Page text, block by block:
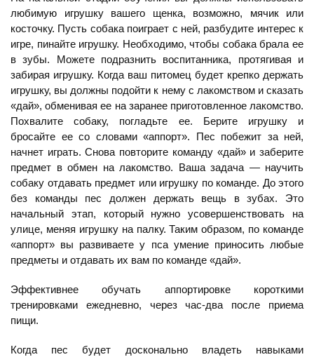
любимую игрушку вашего щенка, возможно, мячик или
косточку. Пусть собака поиграет с ней, разбудите интерес к
игре, пинайте игрушку. Необходимо, чтобы собака брала ее
в зубы. Можете подразнить воспитанника, протягивая и
забирая игрушку. Когда ваш питомец будет крепко держать
игрушку, вы должны подойти к нему с лакомством и сказать
«дай», обменивая ее на заранее приготовленное лакомство.
Похвалите собаку, погладьте ее. Берите игрушку и
бросайте ее со словами «аппорт». Пес побежит за ней,
начнет играть. Снова повторите команду «дай» и заберите
предмет в обмен на лакомство. Ваша задача — научить
собаку отдавать предмет или игрушку по команде. До этого
без команды пес должен держать вещь в зубах. Это
начальный этап, который нужно усовершенствовать на
улице, меняя игрушку на палку. Таким образом, по команде
«аппорт» вы развиваете у пса умение приносить любые
предметы и отдавать их вам по команде «дай».
Эффективнее обучать аппортировке короткими
тренировками ежедневно, через час-два после приема
пищи.
Когда пес будет досконально владеть навыками